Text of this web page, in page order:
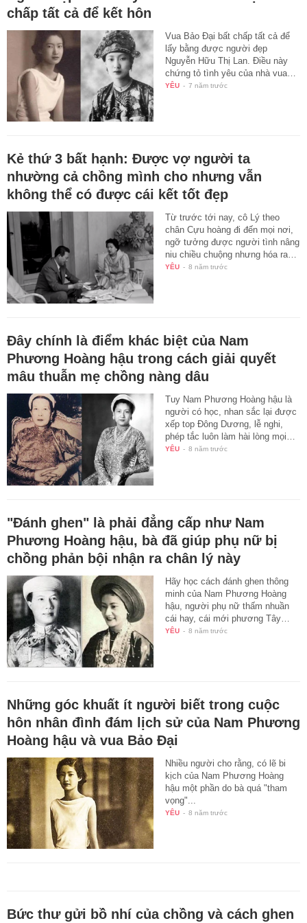
chấp tất cả để kết hôn
Vua Bảo Đại bất chấp tất cả để
lấy bằng được người đẹp
Nguyễn Hữu Thị Lan. Điều này
chứng tỏ tình yêu của nhà vua…
YÊU - 7 năm trước
Kẻ thứ 3 bất hạnh: Được vợ người ta
nhường cả chồng mình cho nhưng vẫn
không thể có được cái kết tốt đẹp
Từ trước tới nay, cô Lý theo
chân Cựu hoàng đi đến mọi nơi,
ngỡ tưởng được người tình nâng
niu chiều chuộng nhưng hóa ra…
YÊU - 8 năm trước
Đây chính là điểm khác biệt của Nam
Phương Hoàng hậu trong cách giải quyết
mâu thuẫn mẹ chồng nàng dâu
Tuy Nam Phương Hoàng hậu là
người có học, nhan sắc lại được
xếp top Đông Dương, lễ nghi,
phép tắc luôn làm hài lòng mọi…
YÊU - 8 năm trước
"Đánh ghen" là phải đẳng cấp như Nam
Phương Hoàng hậu, bà đã giúp phụ nữ bị
chồng phản bội nhận ra chân lý này
Hãy học cách đánh ghen thông
minh của Nam Phương Hoàng
hậu, người phụ nữ thấm nhuần
cái hay, cái mới phương Tây…
YÊU - 8 năm trước
Những góc khuất ít người biết trong cuộc
hôn nhân đình đám lịch sử của Nam Phương
Hoàng hậu và vua Bảo Đại
Nhiều người cho rằng, có lẽ bi
kịch của Nam Phương Hoàng
hậu một phần do bà quá "tham
vọng"...
YÊU - 8 năm trước
Bức thư gửi bồ nhí của chồng và cách ghen